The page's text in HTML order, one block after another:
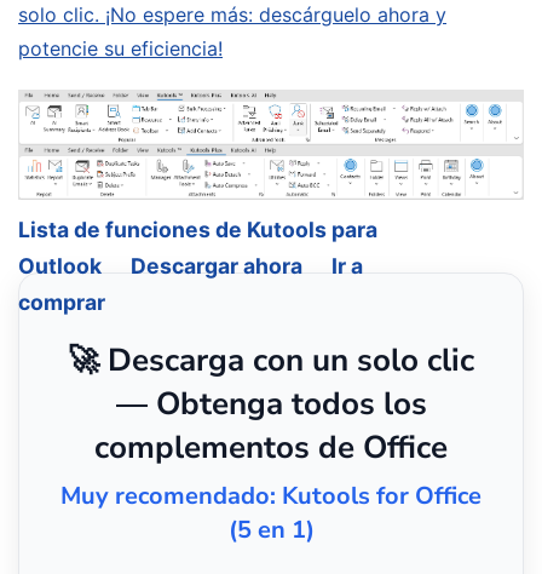
solo clic. ¡No espere más: descárguelo ahora y
potencie su eficiencia!
Lista de funciones de Kutools para
Outlook
Descargar ahora
Ir a
comprar
🚀 Descarga con un solo clic
— Obtenga todos los
complementos de Office
Muy recomendado: Kutools for Office
(5 en 1)